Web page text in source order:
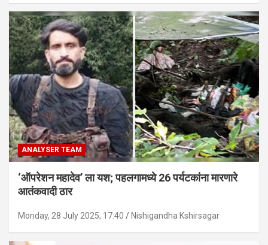
ANALYSER TEAM
‘ऑपरेशन महादेव’ ला यश; पहलगामध्ये 26 पर्यटकांना मारणारे
आतंकवादी ठार
Monday, 28 July 2025, 17:40 Nishigandha Kshirsagar